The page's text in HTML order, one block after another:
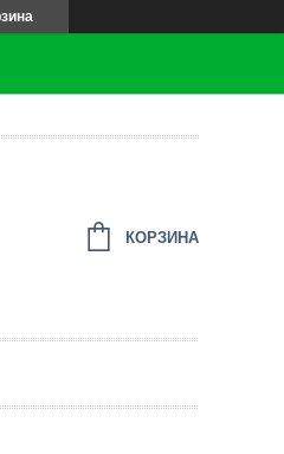
КОРЗИНА